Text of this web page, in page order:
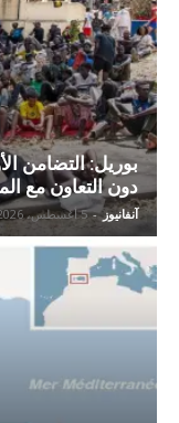
بوريل: التضامن
دون التعاون مع
آنفانيوز - 5 أغسطس، 2026